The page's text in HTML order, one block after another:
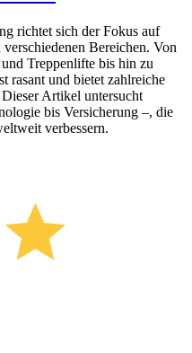
richtet sich der Fokus auf
Bereichen. Von
Treppenlifte bis hin zu
rasant und bietet zahlreiche
Artikel untersucht
bis Versicherung –, die
verbessern.